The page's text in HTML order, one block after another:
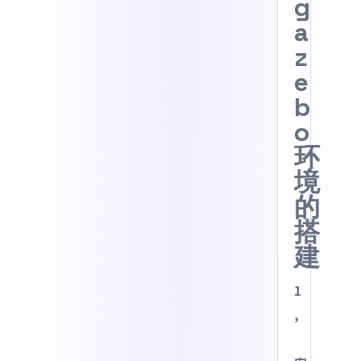
g
a
z
e
b
o
环
境
的
搭
建
1
,